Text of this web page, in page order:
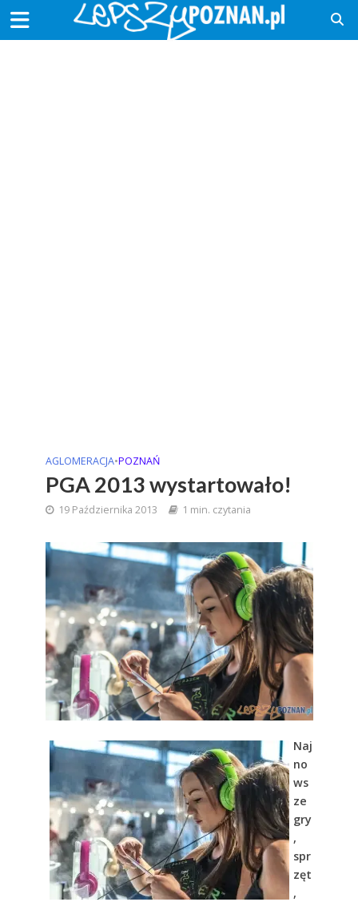
AGLOMERACJA•POZNAŃ
PGA 2013 wystartowało!
19 Października 2013 1 min. czytania
Naj
no
ws
ze
gry
,
spr
zęt
,